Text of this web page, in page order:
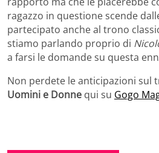
ragazzo in questione scende
partecipato anche al trono
stiamo parlando proprio di
a farsi le domande su questa
Non perdete le anticipazioni sul
Uomini e Donne qui su Gogo